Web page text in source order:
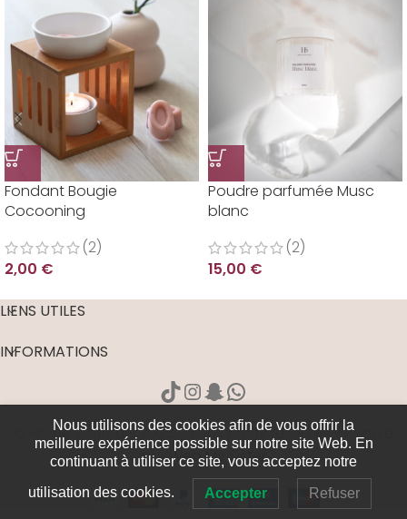
Fondant Bougie
Cocooning
(2)
2,00 €
Poudre parfumée Musc
blanc
(2)
15,00 €
LIENS UTILES
INFORMATIONS
© Home Senteurs 2025 - Tous droits réservés - Réalisé
parWeb My Sister
Nous utilisons des cookies afin de vous offrir la
meilleure expérience possible sur notre site Web. En
continuant à utiliser ce site, vous acceptez notre
utilisation des cookies. Accepter Refuser